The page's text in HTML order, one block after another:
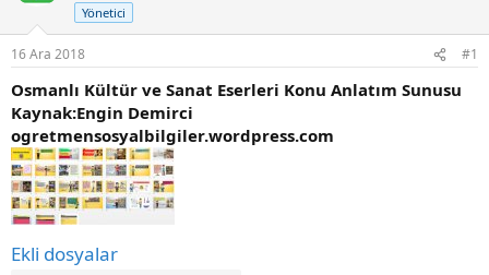
y
u
b
a
ş
l
t
a
n
ç
t
a
r
i
Yönetici
16 Ara 2018 #1
Osmanlı Kültür ve Sanat Eserleri Konu Anlatım Sunusu
Kaynak:Engin Demirci
ogretmensosyalbilgiler.wordpress.com
Ekli dosyalar